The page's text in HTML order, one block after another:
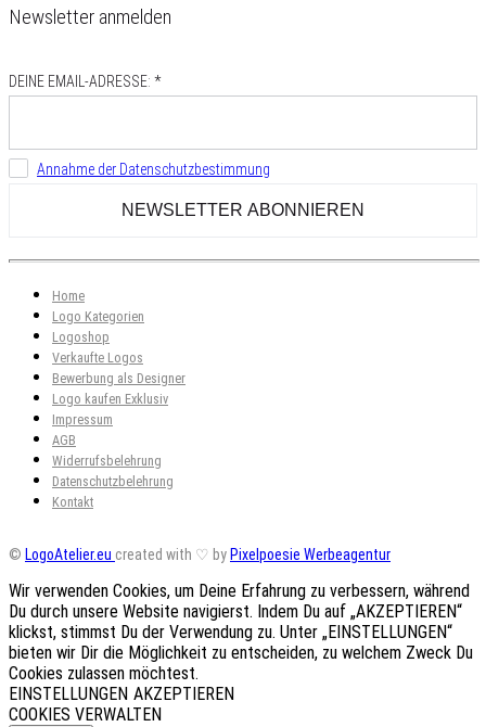
Newsletter anmelden
DEINE EMAIL-ADRESSE: *
Annahme der Datenschutzbestimmung
Home
Logo Kategorien
Logoshop
Verkaufte Logos
Bewerbung als Designer
Logo kaufen Exklusiv
Impressum
AGB
Widerrufsbelehrung
Datenschutzbelehrung
Kontakt
© LogoAtelier.eu created with ♡ by Pixelpoesie Werbeagentur
Wir verwenden Cookies, um Deine Erfahrung zu verbessern, während
Du durch unsere Website navigierst. Indem Du auf „AKZEPTIEREN“
klickst, stimmst Du der Verwendung zu. Unter „EINSTELLUNGEN“
bieten wir Dir die Möglichkeit zu entscheiden, zu welchem Zweck Du
Cookies zulassen möchtest.
EINSTELLUNGEN AKZEPTIEREN
COOKIES VERWALTEN